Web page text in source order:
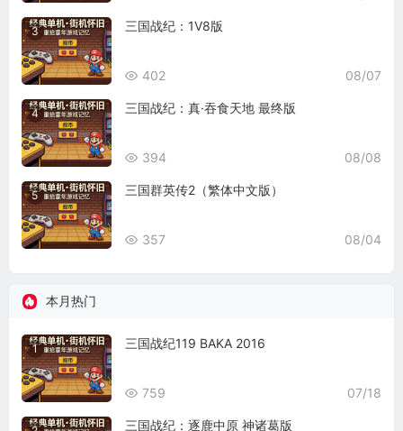
3 三国战纪：1V8版
08/07
402
4 三国战纪：真·吞食天地 最终版
08/08
394
5 三国群英传2（繁体中文版）
08/04
357
本月热门
1 三国战纪119 BAKA 2016
07/18
759
三国战纪：逐鹿中原 神诸葛版